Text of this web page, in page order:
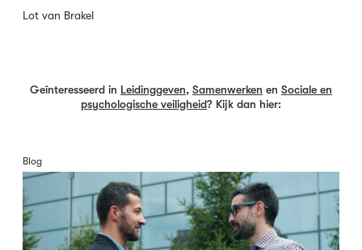
Lot van Brakel
Geïnteresseerd in Leidinggeven, Samenwerken en Sociale en
psychologische veiligheid? Kijk dan hier:
Blog